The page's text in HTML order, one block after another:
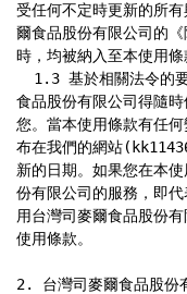
受任何不定時更新的所
爾食品股份有限公司的
時，均被納入至本使用條
食品股份有限公司得隨
您。當本使用條款有任
布在我們的網站
新的日期。如果您在本
份有限公司的服務，即
用台灣司麥爾食品股份
使用條款。
2. 台灣司麥爾食品股份